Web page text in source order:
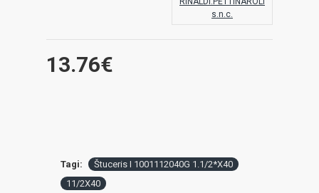
13.76€
s.n.c.
Tagi:
Štuceris I 1001112040G 1.1/2*X40
11/2X40